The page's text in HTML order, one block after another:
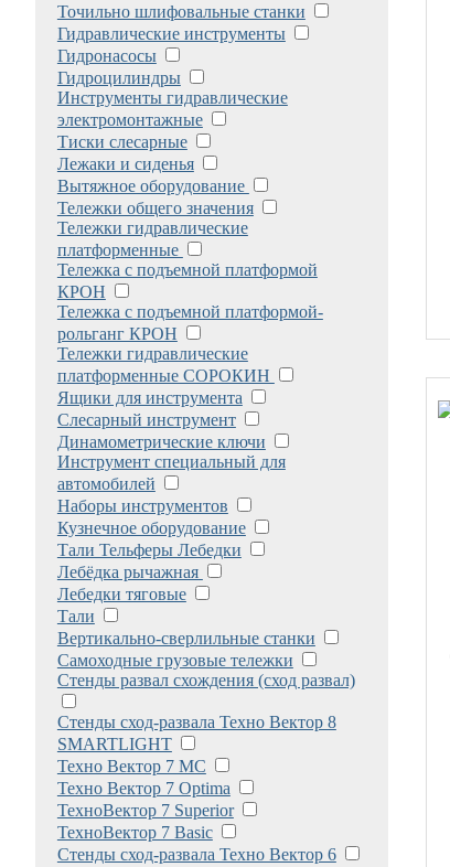
Точильно шлифовальные станки
Гидравлические инструменты
Гидронасосы
Гидроцилиндры
Инструменты гидравлические
электромонтажные
Тиски слесарные
Лежаки и сиденья
Вытяжное оборудование
Тележки общего значения
Тележки гидравлические
платформенные
Тележка с подъемной платформой
КРОН
Тележка с подъемной платформой-
рольганг КРОН
Тележки гидравлические
платформенные СОРОКИН
Ящики для инструмента
Слесарный инструмент
Динамометрические ключи
Инструмент специальный для
автомобилей
Наборы инструментов
Кузнечное оборудование
Тали Тельферы Лебедки
Лебёдка рычажная
Лебедки тяговые
Тали
Вертикально-сверлильные станки
Самоходные грузовые тележки
Стенды развал схождения (сход развал)
Стенды сход-развала Техно Вектор 8
SMARTLIGHT
Техно Вектор 7 МС
Техно Вектор 7 Optima
ТехноВектор 7 Superior
ТехноВектор 7 Basic
Стенды сход-развала Техно Вектор 6